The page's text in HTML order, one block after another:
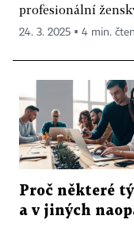
profesionální
24. 3. 2025 ▪ 4 min.
Proč některé
a v jiných